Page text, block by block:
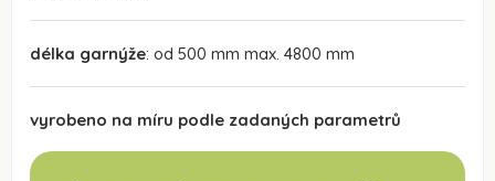
délka garnýže: od 500 mm max. 4800 mm
vyrobeno na míru podle zadaných parametrů